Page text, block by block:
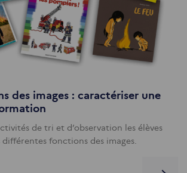
des images : caractériser une
de tri et d’observation les élèves
fonctions des images.